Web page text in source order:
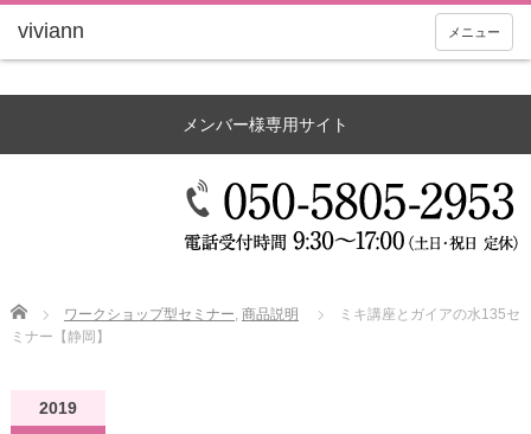
メニュー
メンバー様専用サイト
Home ワークショップ型セミナー, 商品説明
ミキ講座とガイアの水135セ
ミナー【静岡】
2019